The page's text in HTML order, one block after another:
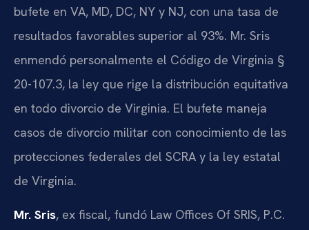
bufete en VA, MD, DC, NY y NJ, con una tasa de
resultados favorables superior al 93%. Mr. Sris
enmendó personalmente el Código de Virginia §
20-107.3, la ley que rige la distribución equitativa
en todo divorcio de Virginia. El bufete maneja
casos de divorcio militar con conocimiento de las
protecciones federales del SCRA y la ley estatal
de Virginia.
Mr. Sris, ex fiscal, fundó Law Offices Of SRIS, P.C.